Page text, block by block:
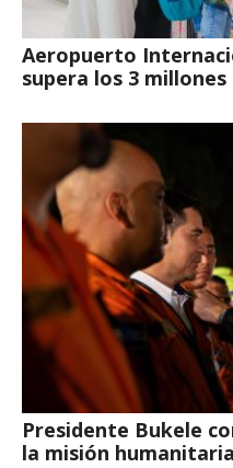
Aeropuerto
supera los 3
Presidente Bukele
la misión